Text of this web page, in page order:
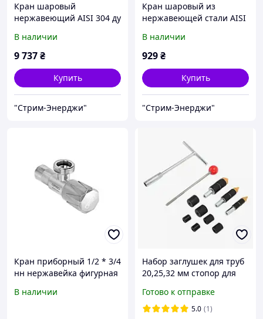
Кран шаровый
нержавеющий AISI 304 ду
В наличии
9 737₴
Купить
"Стрим-Энерджи"
Кран шаровый из
нержавеющей стали AISI
В наличии
929₴
Купить
"Стрим-Энерджи"
Кран приборный 1/2 * 3/4
нн нержавейка фигурная
В наличии
Набор заглушек для труб
20,25,32 мм стопор для
Готово к отправке
5.0 (1)